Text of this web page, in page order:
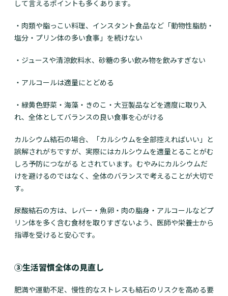
して言えるポイントも多くあります。
・肉類や脂っこい料理、インスタント食品など「動物性脂肪・
塩分・プリン体の多い食事」を続けない
・ジュースや清涼飲料水、砂糖の多い飲み物を飲みすぎない
・アルコールは適量にとどめる
・緑黄色野菜・海藻・きのこ・大豆製品などを適度に取り入
れ、全体としてバランスの良い食事を心がける
カルシウム結石の場合、「カルシウムを全部控えればいい」と
誤解されがちですが、実際にはカルシウムを適量とることがむ
しろ予防につながる とされています。むやみにカルシウムだ
けを避けるのではなく、全体のバランスで考えることが大切で
す。
尿酸結石の方は、レバー・魚卵・肉の脂身・アルコールなどプ
リン体を多く含む食材を取りすぎないよう、医師や栄養士から
指導を受けると安心です。
③生活習慣全体の見直し
肥満や運動不足、慢性的なストレスも結石のリスクを高める要